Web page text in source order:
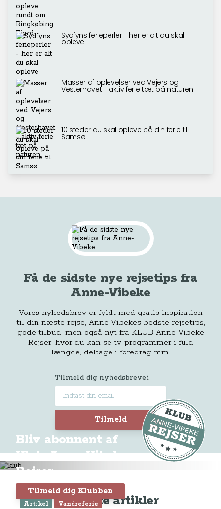
Sydfyns ferieperler - her er alt du skal
opleve
Masser af oplevelser ved Vejers og
Vesterhavet - aktiv ferie tæt på naturen
10 steder du skal opleve på din ferie til
Samsø
Få de sidste nye rejsetips fra
Anne-Vibeke
Vores nyhedsbrev er fyldt med gratis inspiration
til din næste rejse, Anne-Vibekes bedste rejsetips,
gode tilbud, men også nyt fra KLUB Anne Vibeke
Rejser, hvor du kan se tv-programmer i fuld
længde, deltage i foredrag mm.
Tilmeld dig nyhedsbrevet
Tilmeld
Bliv abonnent af
Klub Anne-Vibeke
Rejser
Tilmeld dig Klubben
Seneste artikler
Artikel Vandreferie